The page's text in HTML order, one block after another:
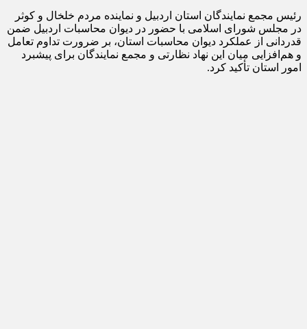
رئیس مجمع نمایندگان استان اردبیل و نماینده مردم خلخال و کوثر
در مجلس شورای اسلامی با حضور در دیوان محاسبات اردبیل ضمن
قدردانی از عملکرد دیوان محاسبات استان، بر ضرورت تداوم تعامل
و هم‌افزایی میان این نهاد نظارتی و مجمع نمایندگان برای پیشبرد
امور استان تأکید کرد.